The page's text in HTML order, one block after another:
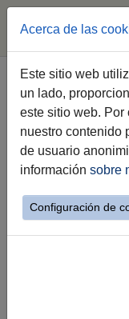
Saltar al contenido
WELCOME
Ciclo Teatro/
Públicos
Teatro de
Villamarta
Acerca de las
Este sitio web
un lado,
este sitio web. Por
nuestro contenido
de usuario
información sobre
Configuración de